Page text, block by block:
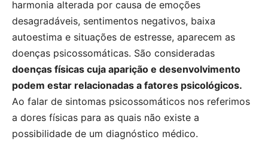
harmonia alterada por causa de emoções
desagradáveis, sentimentos negativos, baixa
autoestima e situações de estresse, aparecem as
doenças psicossomáticas. São consideradas
doenças físicas cuja aparição e desenvolvimento
podem estar relacionadas a fatores psicológicos.
Ao falar de sintomas psicossomáticos nos referimos
a dores físicas para as quais não existe a
possibilidade de um diagnóstico médico.